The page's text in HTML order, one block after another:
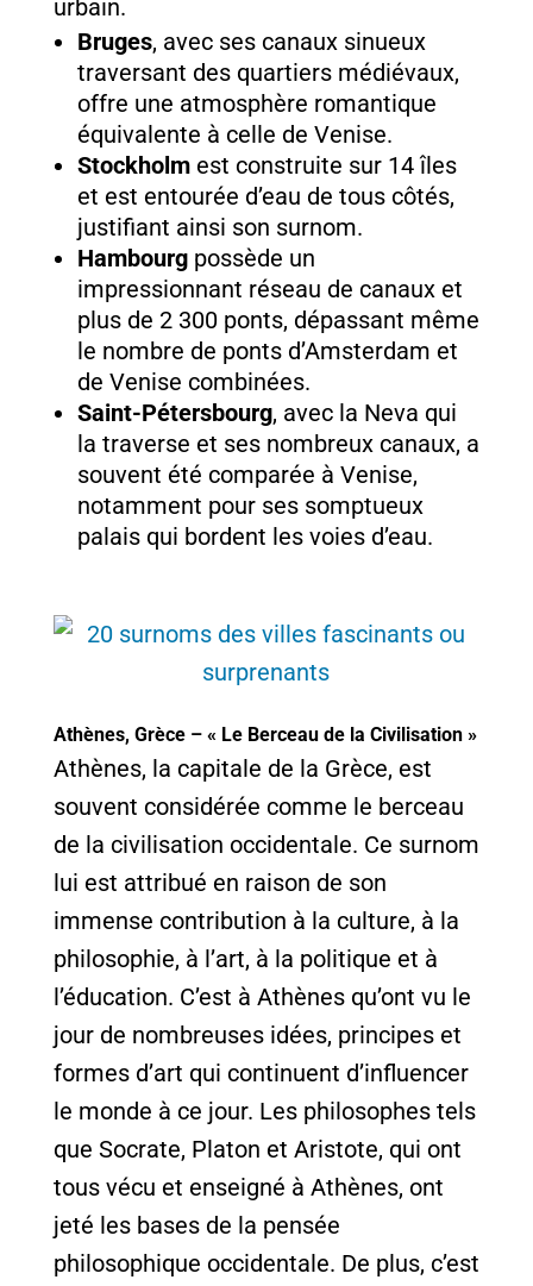
urbain.
Bruges, avec ses canaux sinueux
traversant des quartiers médiévaux,
offre une atmosphère romantique
équivalente à celle de Venise.
Stockholmest construite sur 14 îles
et est entourée d’eau de tous côtés,
justifiant ainsi son surnom.
Hambourgpossède un
impressionnant réseau de canaux et
plus de 2 300 ponts, dépassant même
le nombre de ponts d’Amsterdam et
de Venise combinées.
Saint-Pétersbourg, avec la Neva qui
la traverse et ses nombreux canaux, a
souvent été comparée à Venise,
notamment pour ses somptueux
palais qui bordent les voies d’eau.
Athènes, Grèce – « Le Berceau de la Civilisation »
Athènes, la capitale de la Grèce, est
souvent considérée comme le berceau
de la civilisation occidentale. Ce surnom
lui est attribué en raison de son
immense contribution à la culture, à la
philosophie, à l’art, à la politique et à
l’éducation. C’est à Athènes qu’ont vu le
jour de nombreuses idées, principes et
formes d’art qui continuent d’influencer
le monde à ce jour. Les philosophes tels
que Socrate, Platon et Aristote, qui ont
tous vécu et enseigné à Athènes, ont
jeté les bases de la pensée
philosophique occidentale. De plus, c’est